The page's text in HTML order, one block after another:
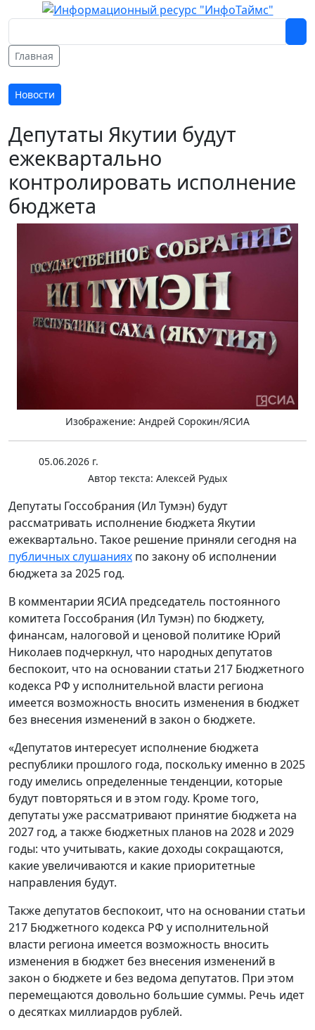
Главная
Новости
Депутаты Якутии будут
ежеквартально
контролировать исполнение
бюджета
Изображение: Андрей Сорокин/ЯСИА
05.06.2026 г.
Автор текста: Алексей Рудых
Депутаты Госсобрания (Ил Тумэн) будут
рассматривать исполнение бюджета Якутии
ежеквартально. Такое решение приняли сегодня на
публичных слушаниях по закону об исполнении
бюджета за 2025 год.
В комментарии ЯСИА председатель постоянного
комитета Госсобрания (Ил Тумэн) по бюджету,
финансам, налоговой и ценовой политике Юрий
Николаев подчеркнул, что народных депутатов
беспокоит, что на основании статьи 217 Бюджетного
кодекса РФ у исполнительной власти региона
имеется возможность вносить изменения в бюджет
без внесения изменений в закон о бюджете.
«Депутатов интересует исполнение бюджета
республики прошлого года, поскольку именно в 2025
году имелись определенные тенденции, которые
будут повторяться и в этом году. Кроме того,
депутаты уже рассматривают принятие бюджета на
2027 год, а также бюджетных планов на 2028 и 2029
годы: что учитывать, какие доходы сокращаются,
какие увеличиваются и какие приоритетные
направления будут.
Также депутатов беспокоит, что на основании статьи
217 Бюджетного кодекса РФ у исполнительной
власти региона имеется возможность вносить
изменения в бюджет без внесения изменений в
закон о бюджете и без ведома депутатов. При этом
перемещаются довольно большие суммы. Речь идет
о десятках миллиардов рублей.